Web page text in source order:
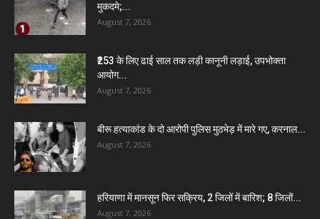
मुकदमे;...
August 7, 2026
₹253 के लिए ढाई साल तक लड़ी कानूनी लड़ाई, उपभोक्ता
आयोग...
August 7, 2026
बीरू हत्याकांड के दो आरोपी पुलिस मुठभेड़ में मारे गए, करनाल...
August 7, 2026
हरियाणा में मानसून फिर सक्रिय, 2 जिलों में बारिश; 8 जिलों...
August 7, 2026